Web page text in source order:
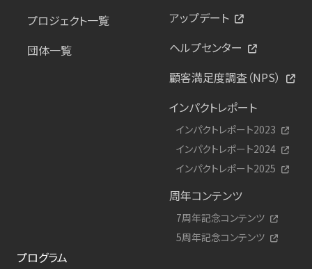
プロジェクト一覧
団体一覧
アップデート
ヘルプセンター
顧客満足度調査（NPS）
インパクトレポート
インパクトレポート2023
インパクトレポート2024
インパクトレポート2025
周年コンテンツ
7周年記念コンテンツ
5周年記念コンテンツ
プログラム